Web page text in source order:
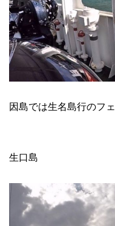
因島では生名島行のフ
生口島